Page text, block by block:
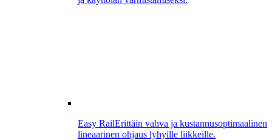
Easy RailErittäin vahva ja kustannusoptimaalinen
lineaarinen ohjaus lyhyille liikkeille.